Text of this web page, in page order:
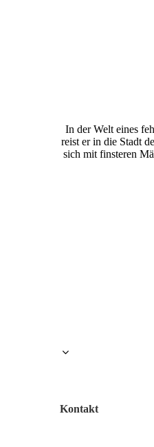
In der Welt eines
reist er in die Stadt
sich mit finsteren
Kontakt